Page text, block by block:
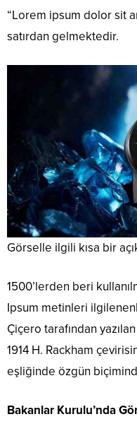
“Lorem ipsum dolor sit
satırdan gelmektedir.
Görselle ilgili kısa bir
1500’lerden beri
Ipsum metinleri
Çiçero tarafından
1914 H. Rackham
eşliğinde özgün
Bakanlar Kurulu’nda